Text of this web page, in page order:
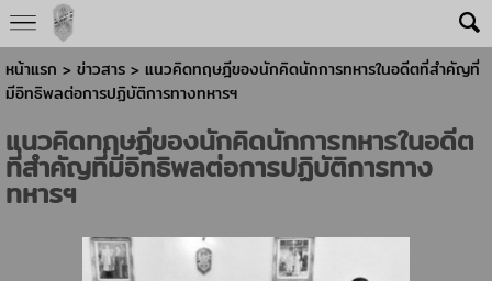
หน้าแรก > ข่าวสาร > แนวคิดทฤษฎีของนักคิดนักการทหารในอดีตที่สำคัญที่
มีอิทธิพลต่อการปฏิบัติการทางทหารฯ
แนวคิดทฤษฎีของนักคิดนักการทหารในอดีต
ที่สำคัญที่มีอิทธิพลต่อการปฏิบัติการทาง
ทหารฯ